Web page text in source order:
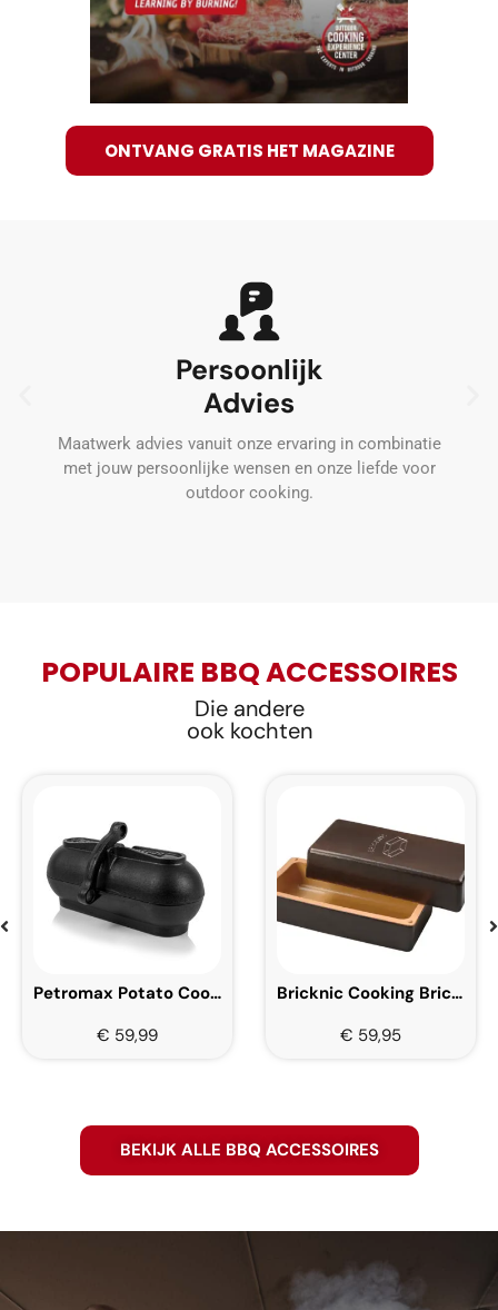
ONTVANG GRATIS HET MAGAZINE
Persoonlijk
Advies
Maatwerk advies vanuit onze ervaring in combinatie
met jouw persoonlijke wensen en onze liefde voor
outdoor cooking.
POPULAIRE BBQ ACCESSOIRES
Die andere
ook kochten
Petromax Potato Cooker 30 cm
€ 59,99
Bricknic Cooking Brick Black
€ 59,95
BEKIJK ALLE BBQ ACCESSOIRES